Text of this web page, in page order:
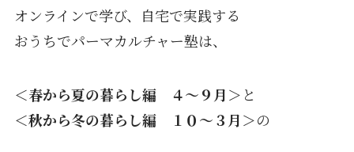
オンラインで学び、自宅で実践する
おうちでパーマカルチャー塾は、
＜春から夏の暮らし編 ４〜９月＞ と
＜秋から冬の暮らし編 １０〜３月＞の